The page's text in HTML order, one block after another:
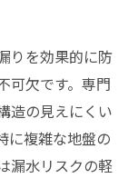
りを効果的に防
可欠です。専門
造の見えにくい
に複雑な地盤の
漏水リスクの軽